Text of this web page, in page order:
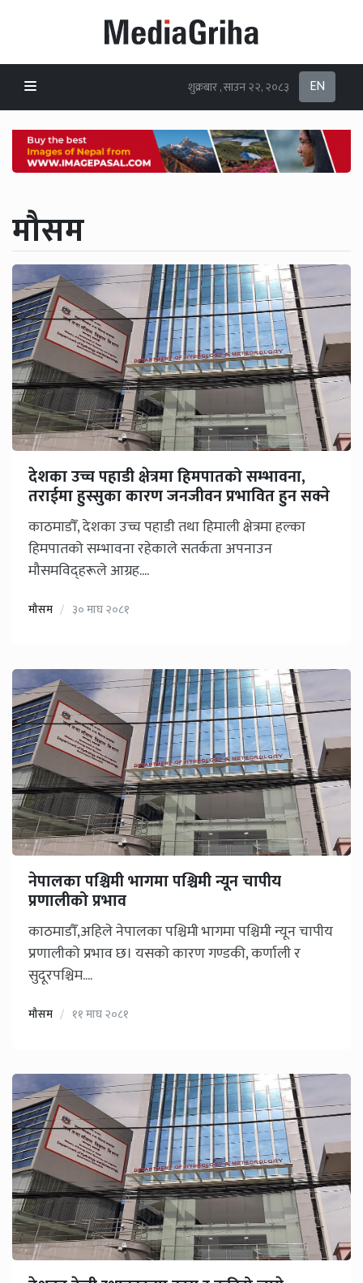
शुक्रबार , साउन २२, २०८३ EN
मौसम
देशका उच्च पहाडी क्षेत्रमा हिमपातको सम्भावना,
तराईमा हुस्सुका कारण जनजीवन प्रभावित हुन सक्ने
काठमाडौँ, देशका उच्च पहाडी तथा हिमाली क्षेत्रमा हल्का
हिमपातको सम्भावना रहेकाले सतर्कता अपनाउन
मौसमविद्हरूले आग्रह....
मौसम ३० माघ २०८१
नेपालका पश्चिमी भागमा पश्चिमी न्यून चापीय
प्रणालीको प्रभाव
काठमाडौँ,अहिले नेपालका पश्चिमी भागमा पश्चिमी न्यून चापीय
प्रणालीको प्रभाव छ। यसको कारण गण्डकी, कर्णाली र
सुदूरपश्चिम....
मौसम ११ माघ २०८१